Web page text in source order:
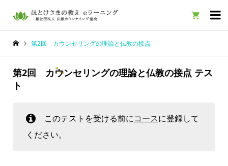

第2回 カウンセリングの理論と仏教の接点
第2回 カウンセリングの理論と仏教の接点 テス
ト
このテストを受ける前に コース に登録して
ください。